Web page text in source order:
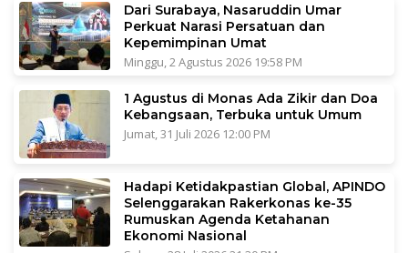
Dari Surabaya, Nasaruddin Umar
Perkuat Narasi Persatuan dan
Kepemimpinan Umat
Minggu, 2 Agustus 2026 19:58 PM
1 Agustus di Monas Ada Zikir dan Doa
Kebangsaan, Terbuka untuk Umum
Jumat, 31 Juli 2026 12:00 PM
Hadapi Ketidakpastian Global, APINDO
Selenggarakan Rakerkonas ke-35
Rumuskan Agenda Ketahanan
Ekonomi Nasional